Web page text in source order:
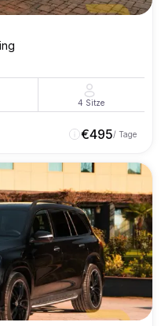
4 Sitze
€495/ Tage